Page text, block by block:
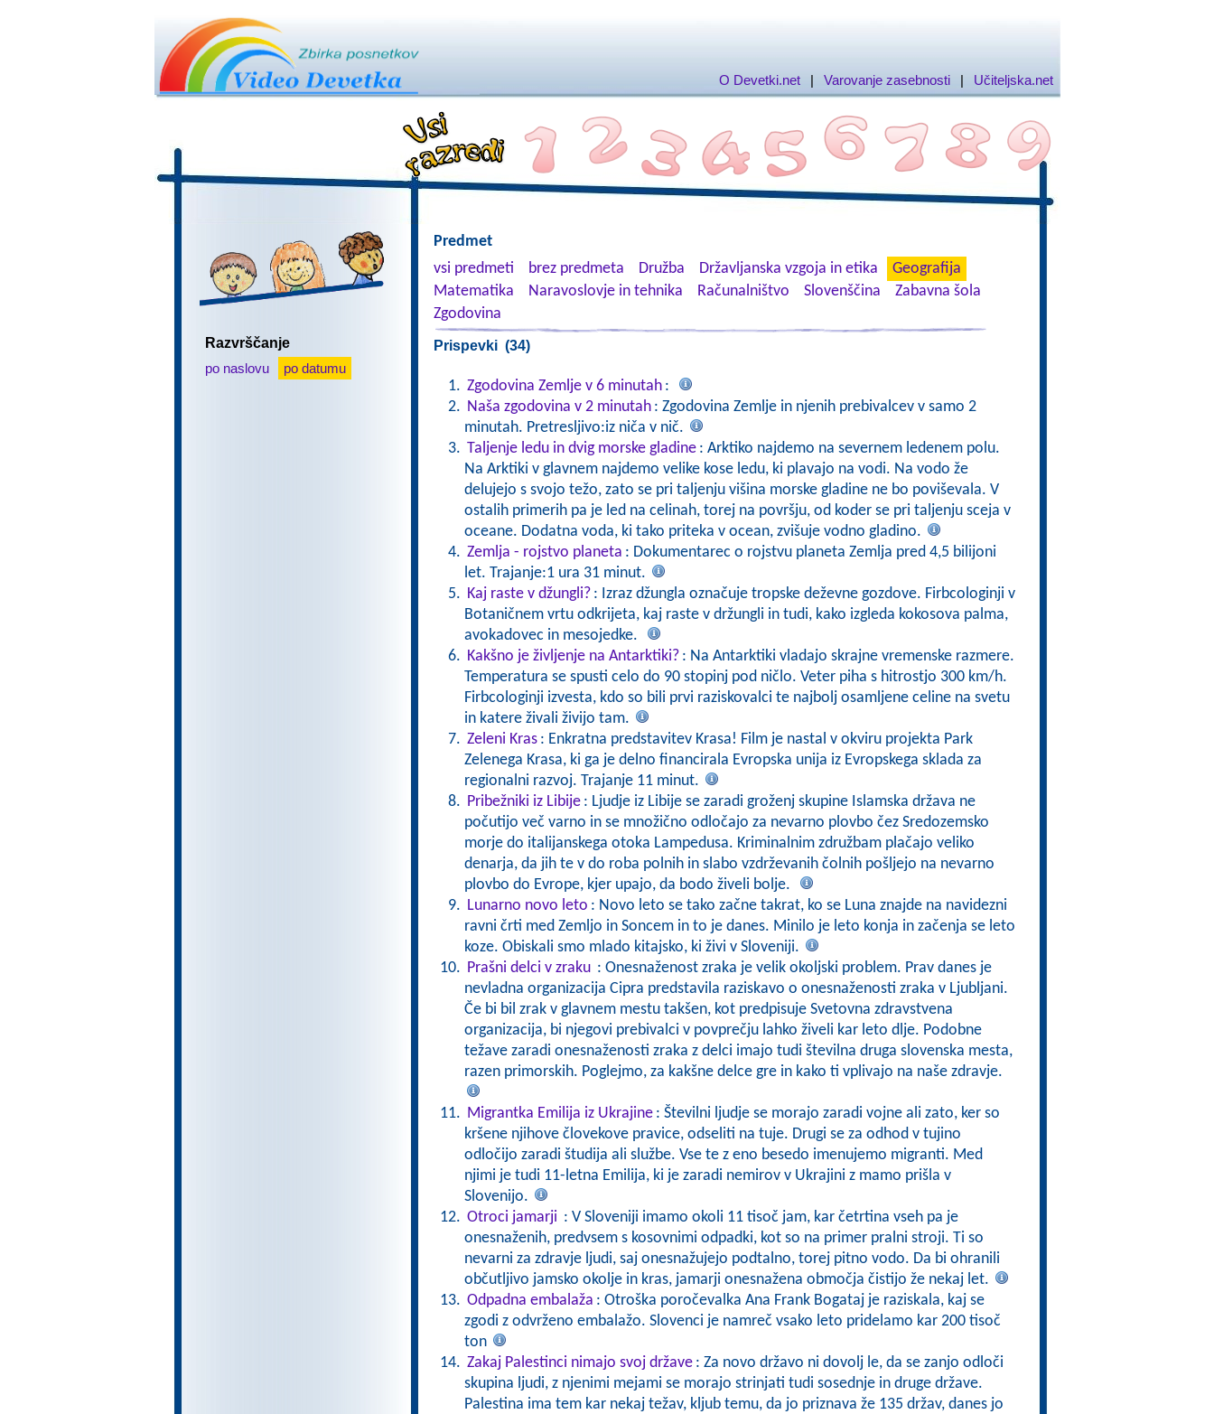
O Devetki.net | Varovanje zasebnosti | Učiteljska.net
Razvrščanje
po naslovu
po datumu
Predmet
vsi predmeti
brez predmeta Družba Državljanska vzgoja in etika
Geografija
Matematika
Naravoslovje in tehnika Računalništvo Slovenščina
Zabavna šola
Zgodovina
Prispevki (34)
Zgodovina Zemlje v 6 minutah :
Naša zgodovina v 2 minutah : Zgodovina Zemlje in njenih prebivalcev v samo 2
minutah. Pretresljivo:iz niča v nič.
Taljenje ledu in dvig morske gladine : Arktiko najdemo na severnem ledenem polu.
Na Arktiki v glavnem najdemo velike kose ledu, ki plavajo na vodi. Na vodo že
delujejo s svojo težo, zato se pri taljenju višina morske gladine ne bo poviševala. V
ostalih primerih pa je led na celinah, torej na površju, od koder se pri taljenju sceja v
oceane. Dodatna voda, ki tako priteka v ocean, zvišuje vodno gladino.
Zemlja - rojstvo planeta : Dokumentarec o rojstvu planeta Zemlja pred 4,5 bilijoni
let. Trajanje:1 ura 31 minut.
Kaj raste v džungli? : Izraz džungla označuje tropske deževne gozdove. Firbcologinji v
Botaničnem vrtu odkrijeta, kaj raste v držungli in tudi, kako izgleda kokosova palma,
avokadovec in mesojedke.
Kakšno je življenje na Antarktiki? : Na Antarktiki vladajo skrajne vremenske razmere.
Temperatura se spusti celo do 90 stopinj pod ničlo. Veter piha s hitrostjo 300 km/h.
Firbcologinji izvesta, kdo so bili prvi raziskovalci te najbolj osamljene celine na svetu
in katere živali živijo tam.
Zeleni Kras : Enkratna predstavitev Krasa! Film je nastal v okviru projekta Park
Zelenega Krasa, ki ga je delno financirala Evropska unija iz Evropskega sklada za
regionalni razvoj. Trajanje 11 minut.
Pribežniki iz Libije : Ljudje iz Libije se zaradi groženj skupine Islamska država ne
počutijo več varno in se množično odločajo za nevarno plovbo čez Sredozemsko
morje do italijanskega otoka Lampedusa. Kriminalnim združbam plačajo veliko
denarja, da jih te v do roba polnih in slabo vzdrževanih čolnih pošljejo na nevarno
plovbo do Evrope, kjer upajo, da bodo živeli bolje.
Lunarno novo leto : Novo leto se tako začne takrat, ko se Luna znajde na navidezni
ravni črti med Zemljo in Soncem in to je danes. Minilo je leto konja in začenja se leto
koze. Obiskali smo mlado kitajsko, ki živi v Sloveniji.
Prašni delci v zraku : Onesnaženost zraka je velik okoljski problem. Prav danes je
nevladna organizacija Cipra predstavila raziskavo o onesnaženosti zraka v Ljubljani.
Če bi bil zrak v glavnem mestu takšen, kot predpisuje Svetovna zdravstvena
organizacija, bi njegovi prebivalci v povprečju lahko živeli kar leto dlje. Podobne
težave zaradi onesnaženosti zraka z delci imajo tudi številna druga slovenska mesta,
razen primorskih. Poglejmo, za kakšne delce gre in kako ti vplivajo na naše zdravje.
Migrantka Emilija iz Ukrajine : Številni ljudje se morajo zaradi vojne ali zato, ker so
kršene njihove človekove pravice, odseliti na tuje. Drugi se za odhod v tujino
odločijo zaradi študija ali službe. Vse te z eno besedo imenujemo migranti. Med
njimi je tudi 11-letna Emilija, ki je zaradi nemirov v Ukrajini z mamo prišla v
Slovenijo.
Otroci jamarji : V Sloveniji imamo okoli 11 tisoč jam, kar četrtina vseh pa je
onesnaženih, predvsem s kosovnimi odpadki, kot so na primer pralni stroji. Ti so
nevarni za zdravje ljudi, saj onesnažujejo podtalno, torej pitno vodo. Da bi ohranili
občutljivo jamsko okolje in kras, jamarji onesnažena območja čistijo že nekaj let.
Odpadna embalaža : Otroška poročevalka Ana Frank Bogataj je raziskala, kaj se
zgodi z odvrženo embalažo. Slovenci je namreč vsako leto pridelamo kar 200 tisoč
ton
Zakaj Palestinci nimajo svoj države : Za novo državo ni dovolj le, da se zanjo odloči
skupina ljudi, z njenimi mejami se morajo strinjati tudi sosednje in druge države.
Palestina ima tem kar nekaj težav, kljub temu, da jo priznava že 135 držav, danes jo